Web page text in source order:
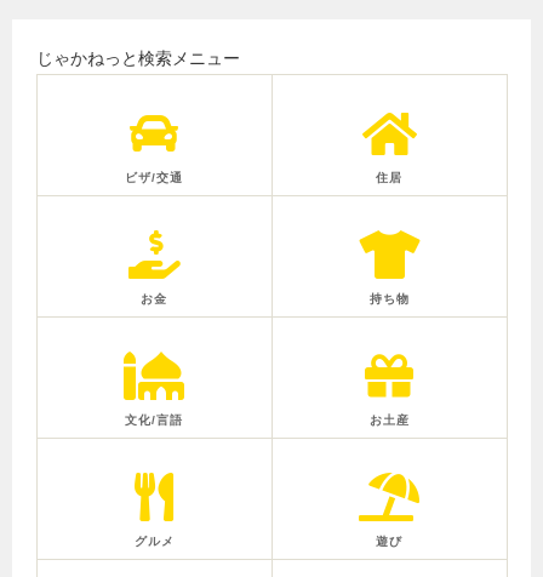
じゃかねっと検索メニュー
ビザ/交通 住居
お金 持ち物
文化/言語 お土産
グルメ 遊び